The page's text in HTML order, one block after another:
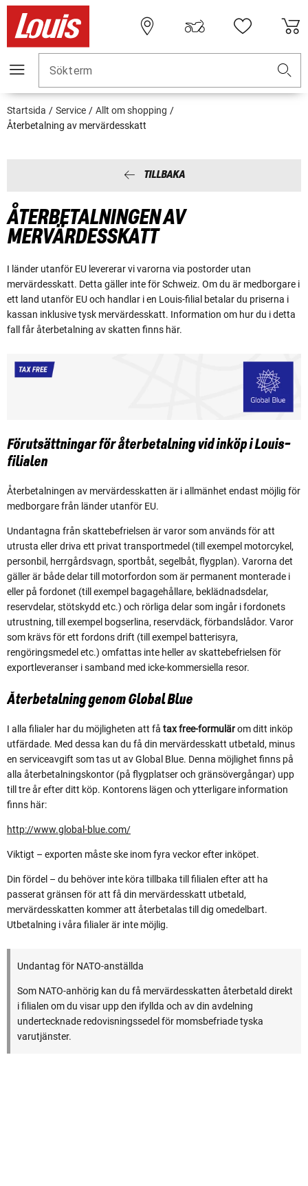
Sökterm
Startsida Service
Allt om shopping
Återbetalning av mervärdesskatt
TILLBAKA
ÅTERBETALNINGEN AV
MERVÄRDESSKATT
I länder utanför EU levererar vi varorna via postorder utan
mervärdesskatt. Detta gäller inte för Schweiz. Om du är medborgare i
ett land utanför EU och handlar i en Louis-filial betalar du priserna i
kassan inklusive tysk mervärdesskatt. Information om hur du i detta
fall får återbetalning av skatten finns här.
Förutsättningar för återbetalning vid inköp i Louis-
filialen
Återbetalningen av mervärdesskatten är i allmänhet endast möjlig för
medborgare från länder utanför EU.
Undantagna från skattebefrielsen är varor som används för att
utrusta eller driva ett privat transportmedel (till exempel motorcykel,
personbil, herrgårdsvagn, sportbåt, segelbåt, flygplan). Varorna det
gäller är både delar till motorfordon som är permanent monterade i
eller på fordonet (till exempel bagagehållare, beklädnadsdelar,
reservdelar, stötskydd etc.) och rörliga delar som ingår i fordonets
utrustning, till exempel bogserlina, reservdäck, förbandslådor. Varor
som krävs för ett fordons drift (till exempel batterisyra,
rengöringsmedel etc.) omfattas inte heller av skattebefrielsen för
exportleveranser i samband med icke-kommersiella resor.
Återbetalning genom Global Blue
I alla filialer har du möjligheten att få tax free-formulärom ditt inköp
utfärdade. Med dessa kan du få din mervärdesskatt utbetald, minus
en serviceavgift som tas ut av Global Blue. Denna möjlighet finns på
alla återbetalningskontor (på flygplatser och gränsövergångar) upp
till tre år efter ditt köp. Kontorens lägen och ytterligare information
finns här:
http://www.global-blue.com/
Viktigt – exporten måste ske inom fyra veckor efter inköpet.
Din fördel – du behöver inte köra tillbaka till filialen efter att ha
passerat gränsen för att få din mervärdesskatt utbetald,
mervärdesskatten kommer att återbetalas till dig omedelbart.
Utbetalning i våra filialer är inte möjlig.
Undantag för NATO-anställda
Som NATO-anhörig kan du få mervärdesskatten återbetald direkt
i filialen om du visar upp den ifyllda och av din avdelning
undertecknade redovisningssedel för momsbefriade tyska
varutjänster.